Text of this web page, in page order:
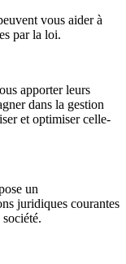
vous aider à
par la loi.
apporter leurs
dans la gestion
et optimiser celle-
un
juridiques courantes